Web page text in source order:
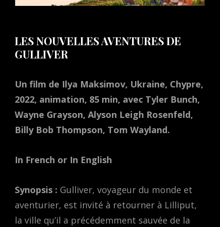
LES NOUVELLES AVENTURES DE
GULLIVER
Un film de Ilya Maksimov, Ukraine, Chypre,
2022, animation, 85 min, avec Tyler Bunch,
Wayne Grayson, Alyson Leigh Rosenfeld,
Billy Bob Thompson, Tom Wayland.
In French or In English
Synopsis : Gulliver, voyageur du monde et
aventurier, est invité à retourner à Lilliput,
la ville qu’il a précédemment sauvée de la